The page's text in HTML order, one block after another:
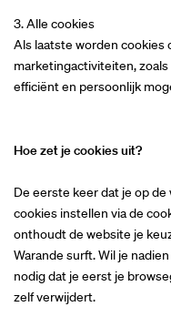
3. Alle cookies
Als laatste worden cookies
marketingactiviteiten,
efficiënt en persoonlijk
Hoe zet je cookies uit?
De eerste keer dat je op de
cookies instellen via de
onthoudt de website je
Warande surft. Wil je
nodig dat je eerst je
zelf verwijdert.